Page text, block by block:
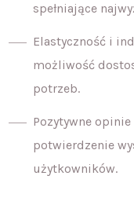
spełniające
Elastyczność i
możliwość
potrzeb.
Pozytywne
potwierdzenie
użytkowników.